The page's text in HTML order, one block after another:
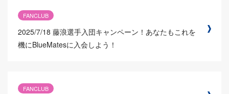
FANCLUB
2025/7/18 藤浪選手入団キャンペーン！あなたもこれを
機にBlueMatesに入会しよう！
FANCLUB